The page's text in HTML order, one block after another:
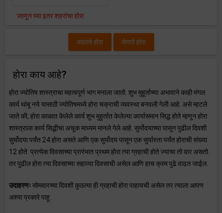
जाणून घ्या इतर शहरांचा होरा
कालचे होरा येणारे होरा
होरा काय आहे?
होरा ज्योतिष शास्त्राचा महत्वपूर्ण भाग मनाला जातो. शुभ मुहूर्ताच्या अभावाने काही मंगल
कार्य थांबू नये यासाठी ज्योतिषमध्ये होरा चक्राची व्यवस्था बनवली गेली आहे. असे म्हटले
जाते की, होरा काळात केलेले कार्य शुभ मुहुर्तात केलेल्या कार्यासमान सिद्ध होते म्हणून होरा
शास्त्राला कार्य सिद्धीचा अचूक माध्यम मानले गेले आहे. सुर्योदयाच्या पासून पुढील दिवशी
सुर्योदया पर्यंत 24 होरा असते आणि एक सुर्योदय पासून एक सुर्यास्ता पर्यंत होराची संख्या
12 होते. प्रत्येक दिवसाच्या प्रारंभात प्रथम होरा त्या ग्रहाची होते ज्याचा तो वार असतो.
तर पुढील होरा त्या दिवसाच्या सहाव्या दिवसाची असेल आणि हाच क्रम पुढे वाढत जाईल.
उदाहरणःसोमवारच्या दिवशी कुठल्या ही ग्रहाची होरा पाहायची असेल तर त्याला आपण
अश्या प्रकारे पाहू: